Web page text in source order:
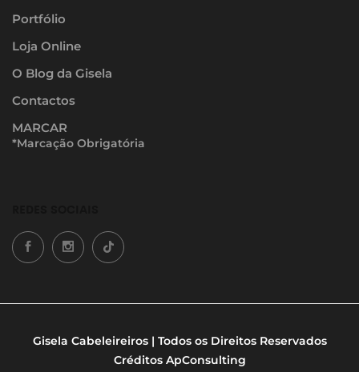
Portfólio
Loja Online
O Blog da Gisela
Contactos
MARCAR
*Marcação Obrigatória
Gisela Cabeleireiros | Todos os Direitos Reservados
Créditos ApConsulting